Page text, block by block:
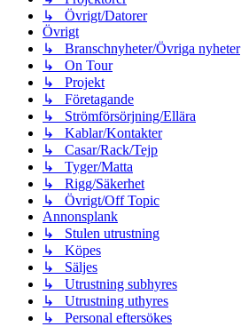
↳ Övrigt/Datorer
Övrigt
↳ Branschnyheter/Övriga nyheter
↳ On Tour
↳ Projekt
↳ Företagande
↳ Strömförsörjning/Ellära
↳ Kablar/Kontakter
↳ Casar/Rack/Tejp
↳ Tyger/Matta
↳ Rigg/Säkerhet
↳ Övrigt/Off Topic
Annonsplank
↳ Stulen utrustning
↳ Köpes
↳ Säljes
↳ Utrustning subhyres
↳ Utrustning uthyres
↳ Personal eftersökes